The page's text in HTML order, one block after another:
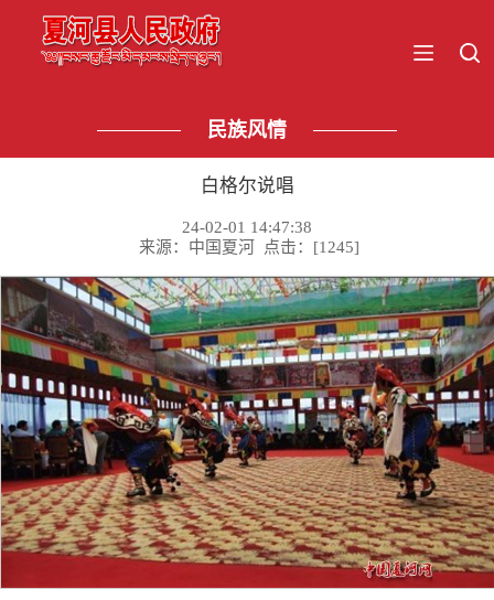
民族风情
白格尔说唱
24-02-01 14:47:38
来源：中国夏河 点击：[1245]